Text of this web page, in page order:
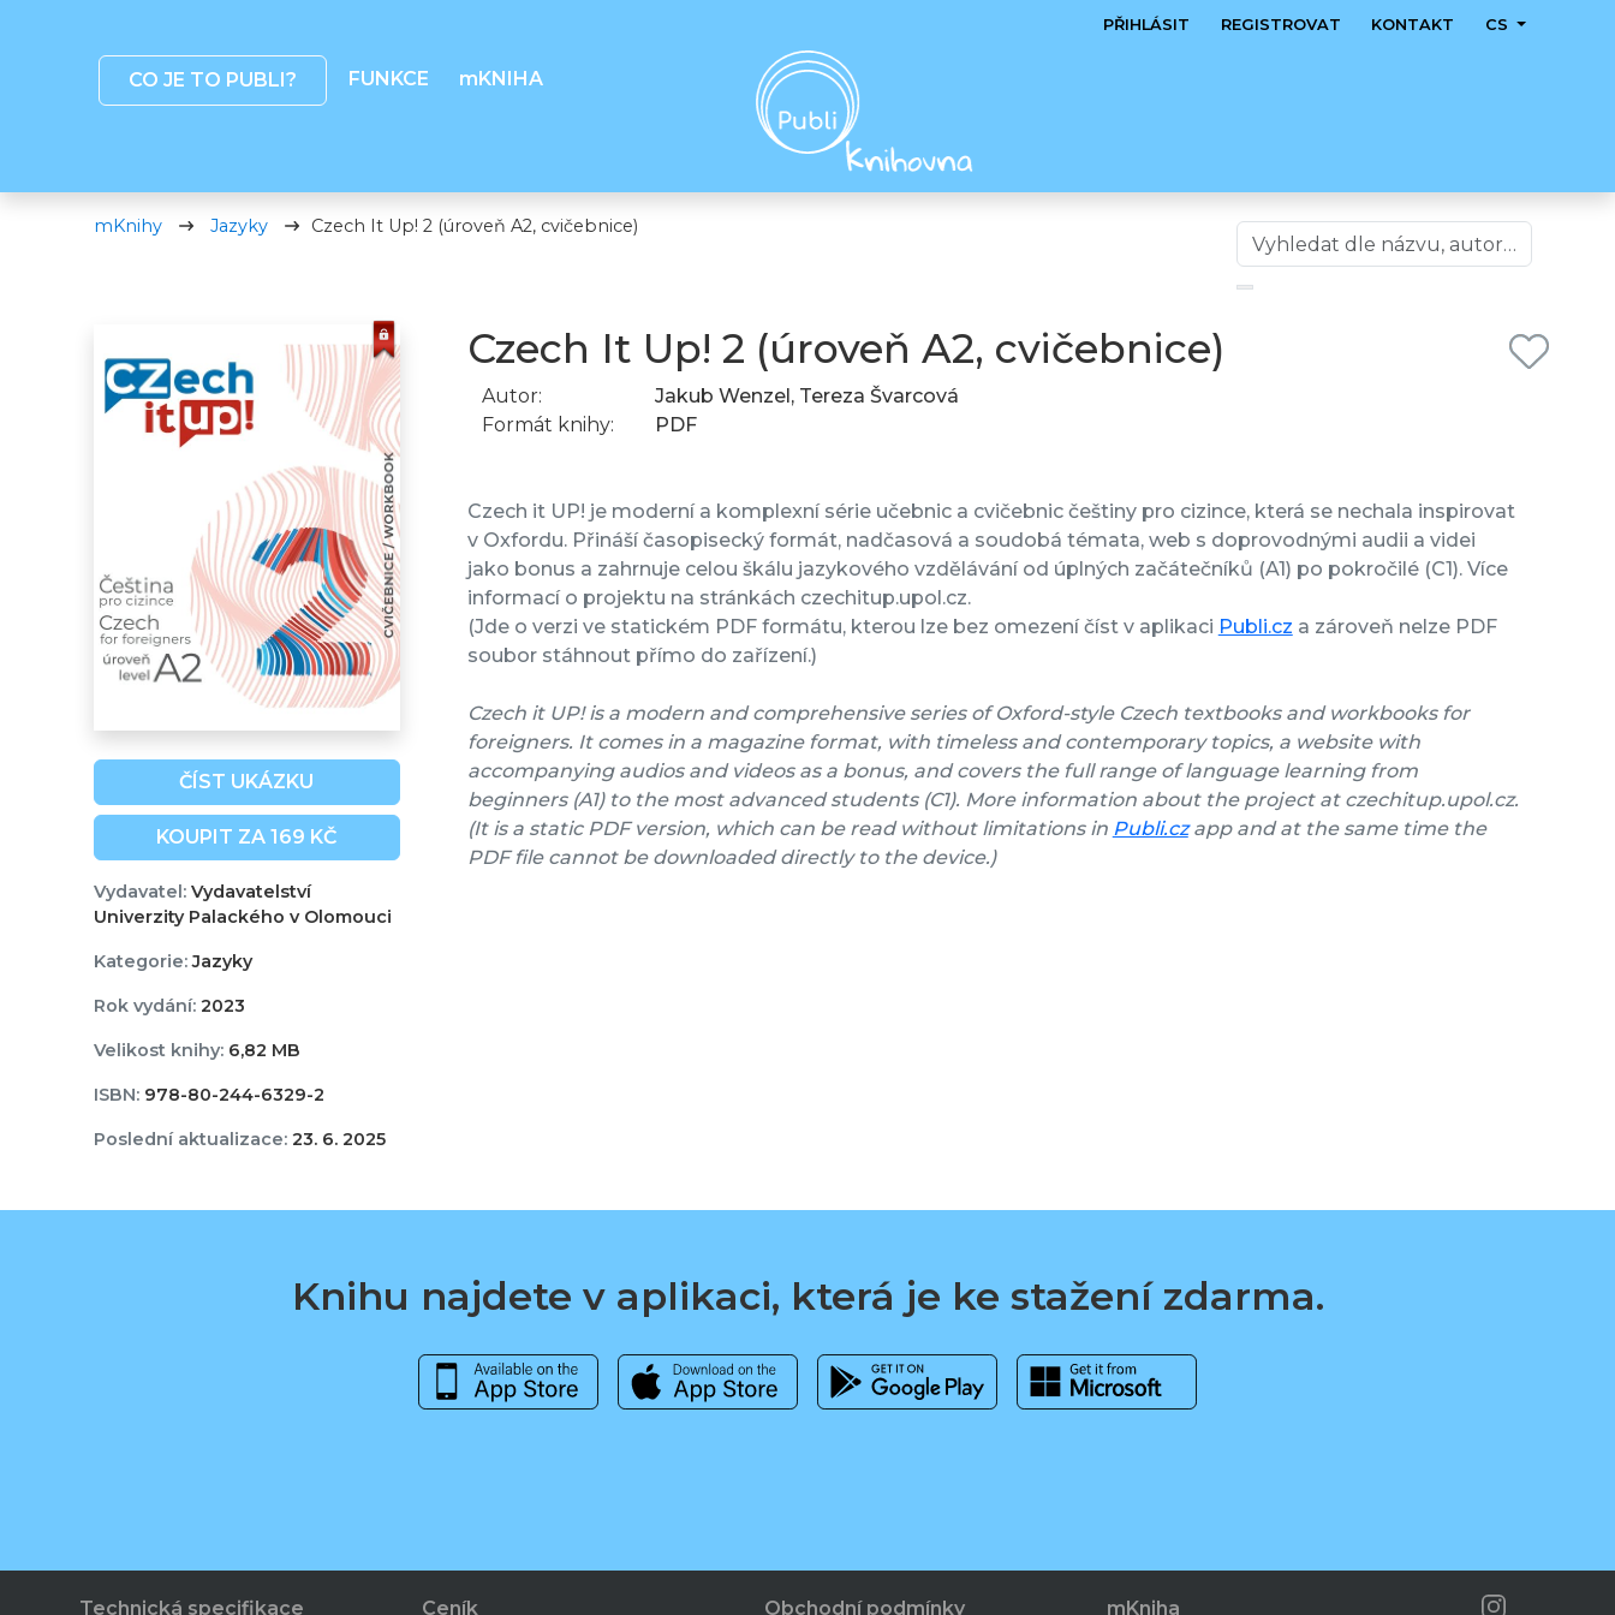
CO JE TO PUBLI? FUNKCE mKNIHA
PŘIHLÁSIT REGISTROVAT KONTAKT CS
mKnihy Jazyky Czech It Up! 2 (úroveň A2, cvičebnice)
ČÍST UKÁZKU
KOUPIT ZA 169 KČ
Vydavatel:Vydavatelství
Univerzity Palackého v Olomouci
Kategorie:Jazyky
Rok vydání:2023
Velikost knihy:6,82 MB
ISBN:978-80-244-6329-2
Poslední aktualizace:23. 6. 2025
Czech It Up! 2 (úroveň A2, cvičebnice)
Autor:
Jakub Wenzel, Tereza Švarcová
Formát knihy:
PDF
Czech it UP! je moderní a komplexní série učebnic a cvičebnic češtiny pro cizince, která se nechala inspirovat
v Oxfordu. Přináší časopisecký formát, nadčasová a soudobá témata, web s doprovodnými audii a videi
jako bonus a zahrnuje celou škálu jazykového vzdělávání od úplných začátečníků (A1) po pokročilé (C1). Více
informací o projektu na stránkách czechitup.upol.cz.
(Jde o verzi ve statickém PDF formátu, kterou lze bez omezení číst v aplikaci Publi.cz a zároveň nelze PDF
soubor stáhnout přímo do zařízení.)
Czech it UP! is a modern and comprehensive series of Oxford-style Czech textbooks and workbooks for
foreigners. It comes in a magazine format, with timeless and contemporary topics, a website with
accompanying audios and videos as a bonus, and covers the full range of language learning from
beginners (A1) to the most advanced students (C1). More information about the project at czechitup.upol.cz.
(It is a static PDF version, which can be read without limitations in Publi.czapp and at the same time the
PDF file cannot be downloaded directly to the device.)
Knihu najdete v aplikaci, která je ke stažení zdarma.
Technická specifikace Ceník Obchodní podmínky mKniha